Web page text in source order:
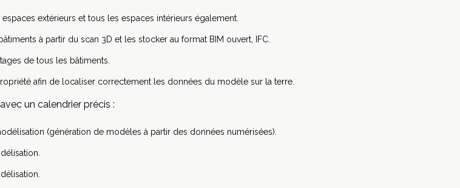
extérieurs et tous les espaces intérieurs également.
à partir du scan 3D et les stocker au format BIM ouvert, IFC.
de tous les bâtiments.
afin de localiser correctement les données du modèle sur la terre.
un calendrier précis :
(génération de modèles à partir des données numérisées).